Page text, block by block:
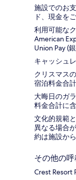
施設でのお
ド、現金を
利用可能な
American
Union Pay (
キャッシュ
クリスマス
宿泊料金合
大晦日のガ
料金合計に
文化的規範
異なる場合
約は施設か
その他の
Crest Resort